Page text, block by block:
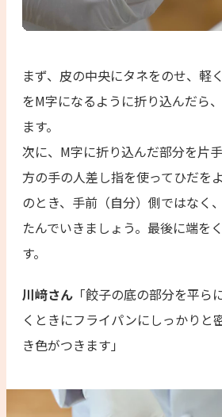
まず、皮の中央にタネをのせ、軽
をM字になるように折り込んだら
ます。
次に、M字に折り込んだ部分を片
方の手の人差し指を使ってひだを
のとき、手前（自分）側ではなく
たんでいきましょう。最後に端を
す。
川﨑さん 「餃子の底の部分を平ら
くときにフライパンにしっかりと
き色がつきます」